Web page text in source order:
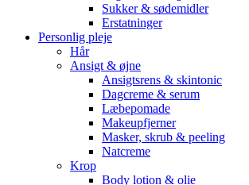
Sukker & sødemidler
Erstatninger
Personlig pleje
Hår
Ansigt & øjne
Ansigtsrens & skintonic
Dagcreme & serum
Læbepomade
Makeupfjerner
Masker, skrub & peeling
Natcreme
Krop
Body lotion & olie